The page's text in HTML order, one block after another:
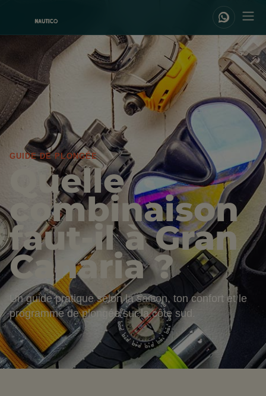
GUIDE DE PLONGÉE
Quelle
combinaison
faut-il à Gran
Canaria ?
Un guide pratique selon la saison, ton confort et le
programme de plongée sur la côte sud.